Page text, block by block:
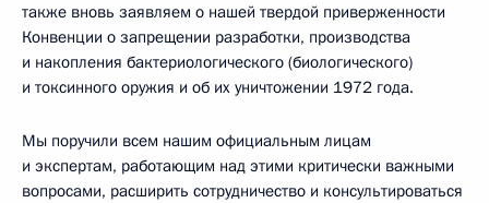
также вновь заявляем о нашей твердой приверженности
Конвенции о запрещении разработки, производства
и накопления бактериологического (биологического)
и токсинного оружия и об их уничтожении 1972 года.
Мы поручили всем нашим официальным лицам
и экспертам, работающим над этими критически важными
вопросами, расширить сотрудничество и консультироваться